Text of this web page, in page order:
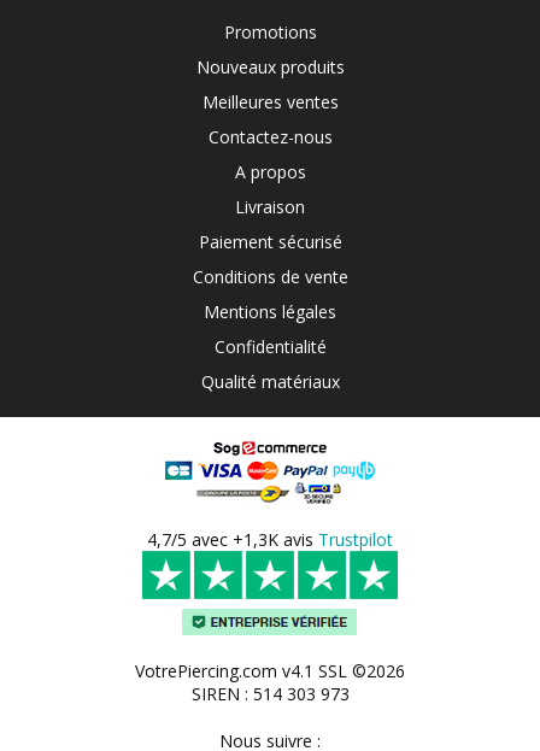
Promotions
Nouveaux produits
Meilleures ventes
Contactez-nous
A propos
Livraison
Paiement sécurisé
Conditions de vente
Mentions légales
Confidentialité
Qualité matériaux
4,7/5 avec +1,3K avis Trustpilot
VotrePiercing.com v4.1 SSL ©2026
SIREN : 514 303 973
Nous suivre :